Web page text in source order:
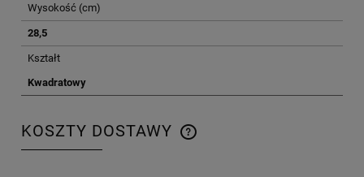
Wysokość (cm)
28,5
Kształt
Kwadratowy
KOSZTY DOSTAWY
CENA NIE ZAWIERA EWENTUALNYCH KOSZTÓW